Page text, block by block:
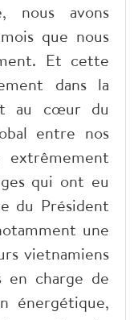
nous avons
que nous
Et cette
dans la
au cœur du
entre nos
qui ont eu
du Président
une
vietnamiens
en charge de
énergétique,